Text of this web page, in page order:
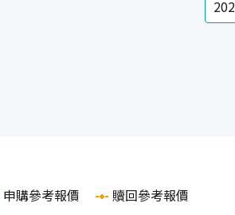
chart with 2 lines.
申購參考報價 贖回參考報價